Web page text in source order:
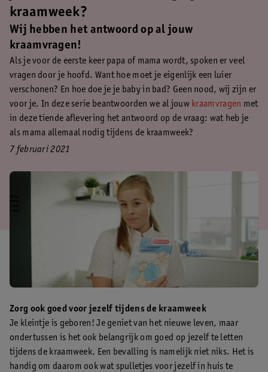
kraamweek?
Wij hebben het antwoord op al jouw
kraamvragen!
Als je voor de eerste keer papa of mama wordt, spoken er veel
vragen door je hoofd. Want hoe moet je eigenlijk een luier
verschonen? En hoe doe je je baby in bad? Geen nood, wij zijn er
voor je. In deze serie beantwoorden we al jouw kraamvragen met
in deze tiende aflevering het antwoord op de vraag: wat heb je
als mama allemaal nodig tijdens de kraamweek?
7 februari 2021
Zorg ook goed voor jezelf tijdens de kraamweek
Je kleintje is geboren! Je geniet van het nieuwe leven, maar
ondertussen is het ook belangrijk om goed op jezelf te letten
tijdens de kraamweek. Een bevalling is namelijk niet niks. Het is
handig om daarom ook wat spulletjes voor jezelf in huis te